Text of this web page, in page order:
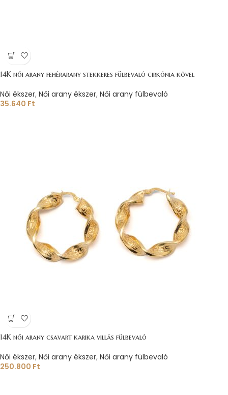
14K női arany fehérarany stekkeres fülbevaló cirkónia kővel
Női ékszer, Női arany ékszer, Női arany fülbevaló
35.640 Ft
14K női arany csavart karika villás fülbevaló
Női ékszer, Női arany ékszer, Női arany fülbevaló
250.800 Ft